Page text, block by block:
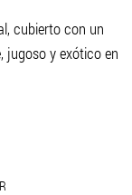
cubierto con un
jugoso y exótico en